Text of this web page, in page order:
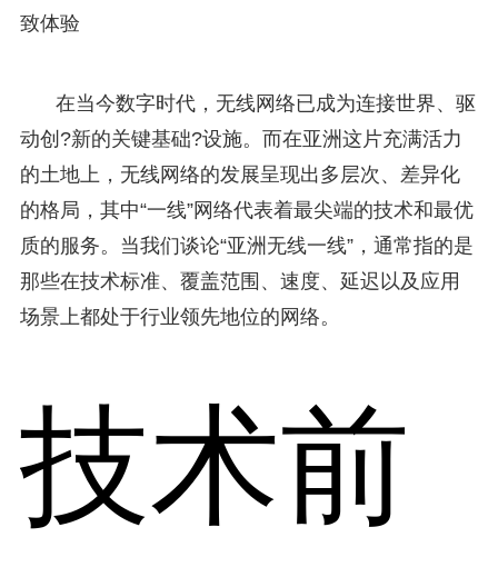
致体验
在当今数字时代，无线网络已成为连接世界、驱
动创?新的关键基础?设施。而在亚洲这片充满活力
的土地上，无线网络的发展呈现出多层次、差异化
的格局，其中“一线”网络代表着最尖端的技术和最优
质的服务。当我们谈论“亚洲无线一线”，通常指的是
那些在技术标准、覆盖范围、速度、延迟以及应用
场景上都处于行业领先地位的网络。
技术前